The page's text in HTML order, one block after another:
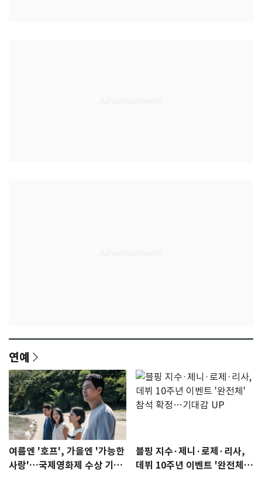
연예
여름엔 '호프', 가을엔 '가능한
사랑'…국제영화제 수상 기대
블핑 지수·제니·로제·리사,
데뷔 10주년 이벤트 '완전체'